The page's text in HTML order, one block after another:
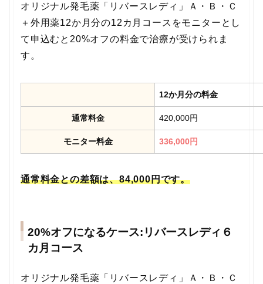
オリジナル発毛薬「リバースレディ」Ａ・Ｂ・Ｃ
＋外用薬12か月分の12カ月コースをモニターとし
て申込むと20%オフの料金で治療が受けられま
す。
12か月分の料金
通常料金 420,000円
モニター料金 336,000円
通常料金との差額は、84,000円です。
20%オフになるケース:リバースレディ６
カ月コース
オリジナル発毛薬「リバースレディ」Ａ・Ｂ・Ｃ